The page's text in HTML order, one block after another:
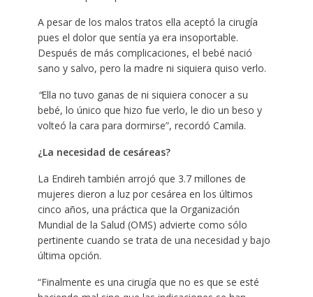
A pesar de los malos tratos ella aceptó la cirugía
pues el dolor que sentía ya era insoportable.
Después de más complicaciones, el bebé nació
sano y salvo, pero la madre ni siquiera quiso verlo.
“Ella no tuvo ganas de ni siquiera conocer a su
bebé, lo único que hizo fue verlo, le dio un beso y
volteó la cara para dormirse”, recordó Camila.
¿La necesidad de cesáreas?
La Endireh también arrojó que 3.7 millones de
mujeres dieron a luz por cesárea en los últimos
cinco años, una práctica que la Organización
Mundial de la Salud (OMS) advierte como sólo
pertinente cuando se trata de una necesidad y bajo
última opción.
“Finalmente es una cirugía que no es que se esté